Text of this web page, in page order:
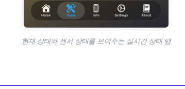
현재 상태와 센서 상태를 보여주는 실시간 상태 탭